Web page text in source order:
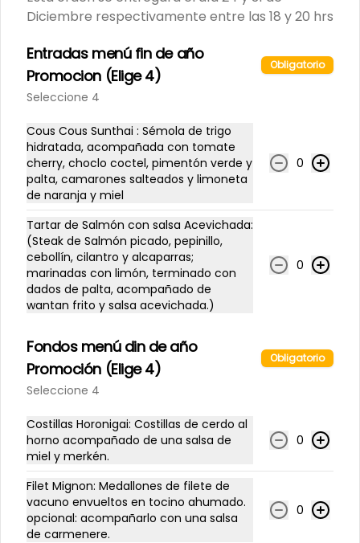
jengibre
500 cc
$3.800
Limonada Menta jengibre
500 cc
$3.800
500 cc
Limonada Tradicional
500 cc
Diciembre respectivamente entre las 18 y 20 hrs
Entradas menú fin de año
Promocion (Elige 4)
Obligatorio
Seleccione 4
Cous Cous Sunthai : Sémola de trigo
hidratada, acompañada con tomate
cherry, choclo coctel, pimentón verde y
palta, camarones salteados y limoneta
de naranja y miel
0
Tartar de Salmón con salsa Acevichada:
(Steak de Salmón picado, pepinillo,
cebollín, cilantro y alcaparras;
marinadas con limón, terminado con
dados de palta, acompañado de
wantan frito y salsa acevichada.)
0
Fondos menú din de año
Promoción (Elige 4)
Obligatorio
Seleccione 4
Costillas Horonigai: Costillas de cerdo al
horno acompañado de una salsa de
miel y merkén.
0
Filet Mignon: Medallones de filete de
vacuno envueltos en tocino ahumado.
opcional: acompañarlo con una salsa
de carmenere.
0